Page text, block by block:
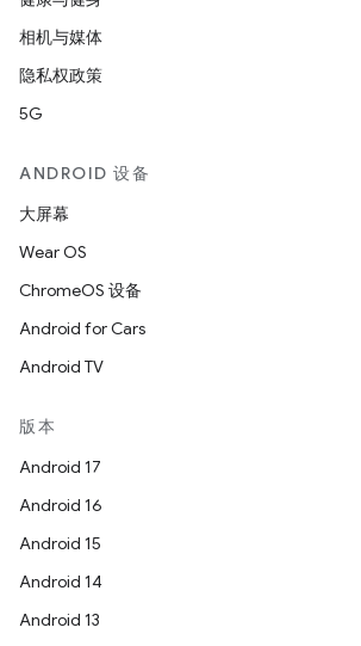
相机与媒体
隐私权政策
5G
ANDROID 设备
大屏幕
Wear OS
ChromeOS 设备
Android for Cars
Android TV
版本
Android 17
Android 16
Android 15
Android 14
Android 13